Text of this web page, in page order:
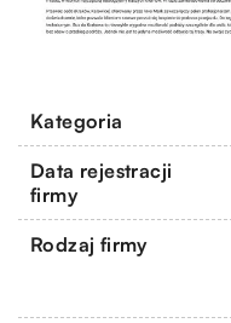
Kategoria
Data rejestracji
firmy
Rodzaj firmy